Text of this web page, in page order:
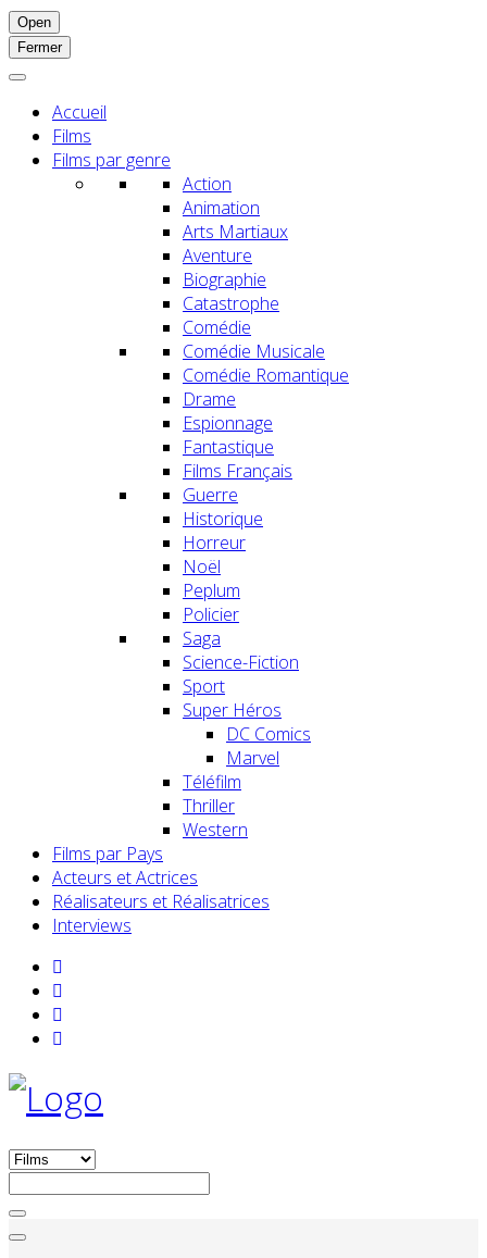
Open
Fermer
Accueil
Films
Films par genre
Action
Animation
Arts Martiaux
Aventure
Biographie
Catastrophe
Comédie
Comédie Musicale
Comédie Romantique
Drame
Espionnage
Fantastique
Films Français
Guerre
Historique
Horreur
Noël
Peplum
Policier
Saga
Science-Fiction
Sport
Super Héros
DC Comics
Marvel
Téléfilm
Thriller
Western
Films par Pays
Acteurs et Actrices
Réalisateurs et Réalisatrices
Interviews